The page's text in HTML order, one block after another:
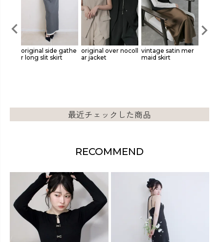
original side gathe
r long slit skirt
original over nocoll
ar jacket
vintage satin mer
maid skirt
最近チェックした商品
RECOMMEND